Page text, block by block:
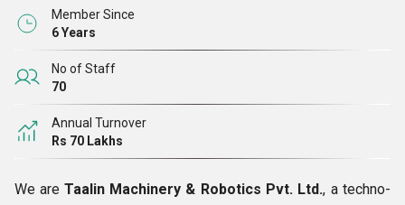
Member Since
6 Years
No of Staff
70
Annual Turnover
Rs 70 Lakhs
We are Taalin Machinery & Robotics Pvt. Ltd., a techno-